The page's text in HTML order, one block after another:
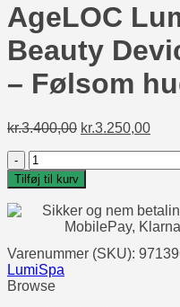
AgeLOC
Beauty
– Følsom
kr.3.400,00 Den
var:
kr.3.400,00.
kr.3.250,00Den
AgeLOC
LumiSpa
iO
Beauty
Device
Kit
-
Følsom
Tilføj til kurv
Varenummer (SKU):
LumiSpa
Browse